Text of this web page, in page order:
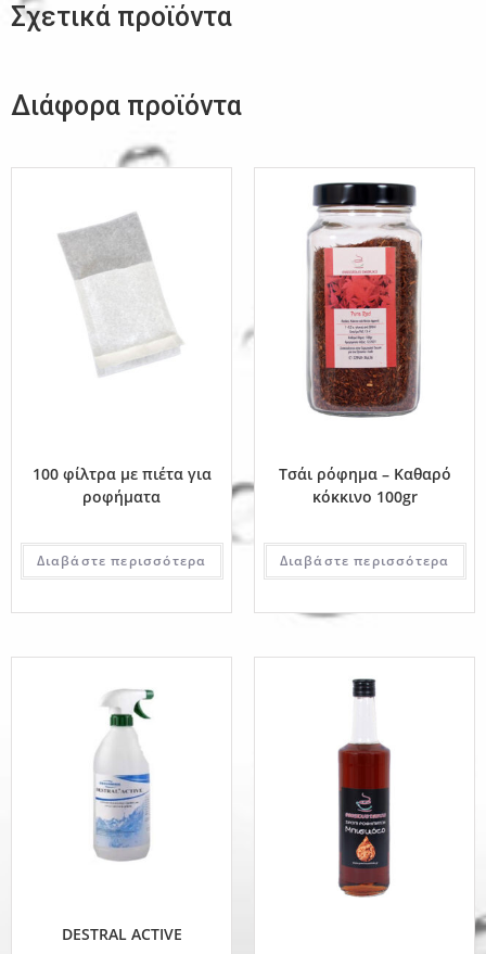
Σχετικά προϊόντα
Διάφορα προϊόντα
100 φίλτρα με πιέτα για
ροφήματα
Διαβάστε περισσότερα
Τσάι ρόφημα – Καθαρό
κόκκινο 100gr
Διαβάστε περισσότερα
DESTRAL ACTIVE